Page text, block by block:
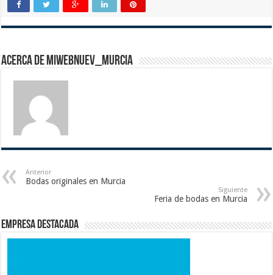
Acerca de miwebnuev_murcia
Anterior
Bodas originales en Murcia
Siguiente
Feria de bodas en Murcia
Empresa destacada